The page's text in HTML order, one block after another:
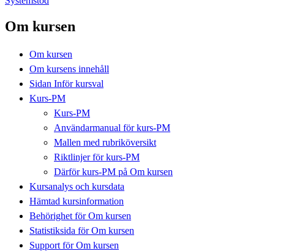
Om kursen
Om kursen
Om kursens innehåll
Sidan Inför kursval
Kurs-PM
Kurs-PM
Användarmanual för kurs-PM
Mallen med rubriköversikt
Riktlinjer för kurs-PM
Därför kurs-PM på Om kursen
Kursanalys och kursdata
Hämtad kursinformation
Behörighet för Om kursen
Statistiksida för Om kursen
Support för Om kursen